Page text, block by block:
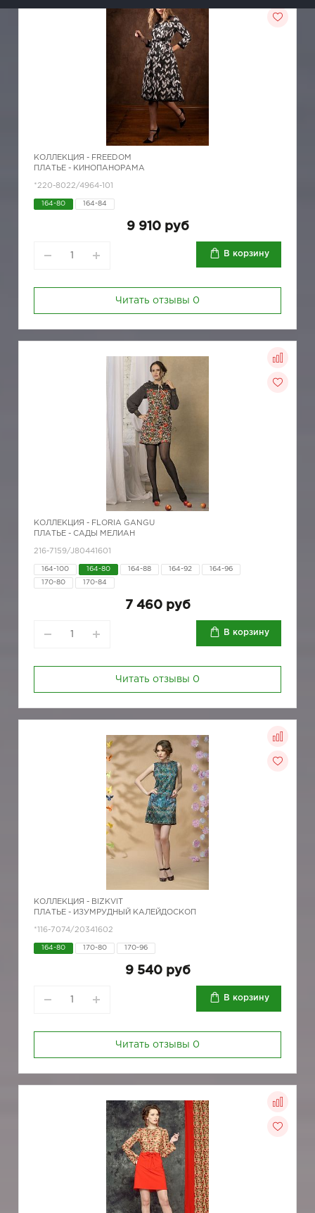
КОЛЛЕКЦИЯ - FREEDOM
ПЛАТЬЕ - КИНОПАНОРАМА
*220-8022/4964-101
164-80 164-84
9 910 руб
В корзину
Читать отзывы 0
КОЛЛЕКЦИЯ - FLORIA GANGU
ПЛАТЬЕ - САДЫ МЕЛИАН
216-7159/J80441601
164-100 164-80 164-88 164-92 164-96
170-80 170-84
7 460 руб
В корзину
Читать отзывы 0
КОЛЛЕКЦИЯ - BIZKVIT
ПЛАТЬЕ - ИЗУМРУДНЫЙ КАЛЕЙДОСКОП
*116-7074/20341602
164-80 170-80 170-96
9 540 руб
В корзину
Читать отзывы 0